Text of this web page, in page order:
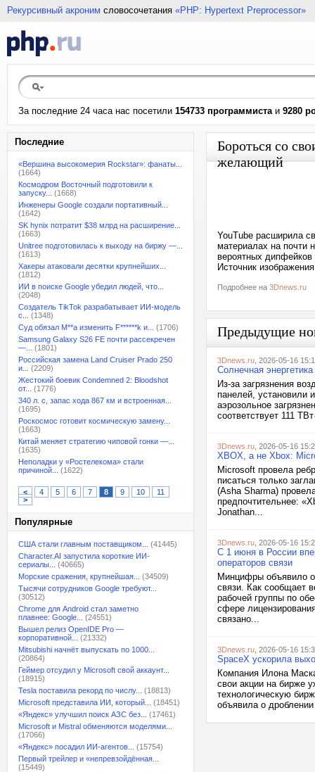
Рекурсивный акроним словосочетания «PHP: Hypertext Preprocessor»
За последние 24 часа нас посетили 154733 программистаи 9280
Последние
«Вершина высокомерия Rockstar»: фанаты...
(1664)
Космодром Восточный подготовили к
запуску...
(1668)
Инженеры Google создали портативный...
(1642)
SK hynix потратит $38 млрд на расширение...
(1663)
Unitree подготовилась к выходу на биржу —...
(1613)
Хакеры атаковали десятки крупнейших...
(1812)
ИИ в поиске Google убедил людей, что...
(2048)
Создатель TikTok разрабатывает ИИ-модель
с...
(1348)
Суд обязал M**a изменить F******k и...
(1706)
Samsung Galaxy S26 FE почти рассекречен
—...
(1801)
Российская замена Land Cruiser Prado 250
и...
(2209)
Жестокий боевик Condemned 2: Bloodshot
от...
(1776)
340 л. с, запас хода 867 км и встроенная...
(1695)
Роскосмос готовит космическую замену...
(1663)
Китай меняет стратегию чиповой гонки —...
(1635)
Неполадки у «Ростелекома» стали
причиной...
(1622)
< 4 5 6 7 8 9 10
11
>
Популярные
США стали главным поставщиком...
(41445)
Character.AI запустила короткие ИИ-
сериалы...
(40665)
Морские сражения, крупнейшая...
(34509)
Тысячи сотрудников Google требуют...
(30512)
Chrome для Android стал заметно
плавнее: Google...
(24551)
Вышел релиз OpenIDE Pro —
корпоративной...
(21332)
Mitsubishi начнёт выпускать по 1000...
(20864)
Геймер отсудил у Microsoft свой аккаунт...
(18915)
Tesla поставила рекорд по числу...
(18813)
Microsoft представила ИИ, который...
(18451)
«Яндекс» улучшил поиск АЗС без...
(17461)
Microsoft и Mistral обменяются моделями...
(17066)
«Яндекс» посадил ИИ-агентов...
(15754)
Первый трейлер и «непревзойдённая...
(15449)
Бороться со
желающий
YouTube расширила
материалах на почти
вероятных
Источник
Подробнее на 3Dnews.ru
Предыдущие
3Dnews.ru , 2026-05-16
Солнечная
Из-за загрязнения
панелей, установили
аэрозольное
соответствует 111
3Dnews.ru , 2026-05-16
XBOX, а не Xbox:
Microsoft провела
писаться только
(Asha Sharma)
предпочтительнее:
Jonathan...
3Dnews.ru , 2026-05-16
С 1 июня в России
операторов связи
Минцифры объявило
связи. Как сообщает
рабочей группы по
сфере
связано...
3Dnews.ru , 2026-05-16
SpaceX ускорила
Компания Илона
свои акции на бирже
технологическую
объявила о